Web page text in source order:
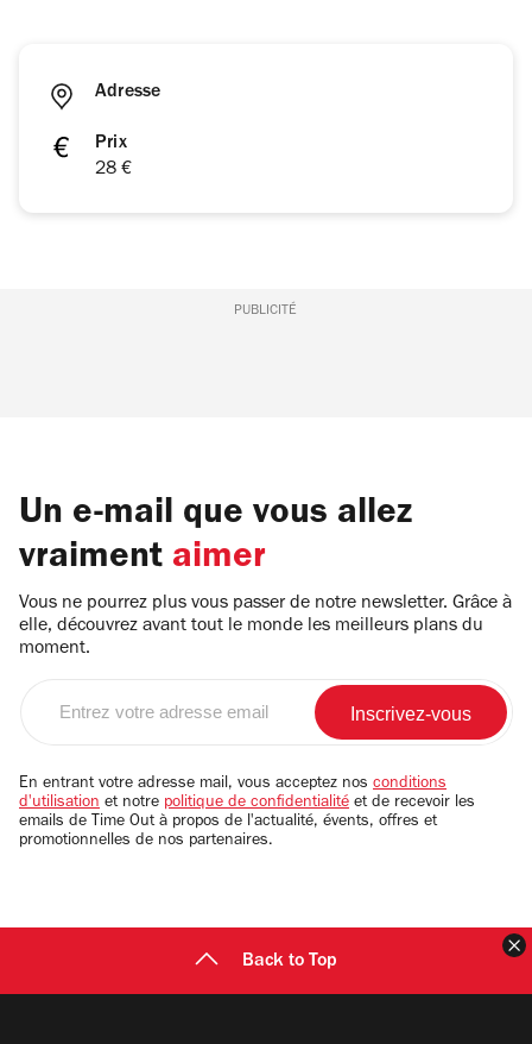
Adresse
Prix
28 €
PUBLICITÉ
Un e-mail que vous allez
vraiment aimer
Vous ne pourrez plus vous passer de notre newsletter. Grâce à
elle, découvrez avant tout le monde les meilleurs plans du
moment.
email
En entrant votre adresse mail, vous acceptez nos conditions
d'utilisation et notre politique de confidentialité et de recevoir les
emails de Time Out à propos de l'actualité, évents, offres et
promotionnelles de nos partenaires.
Back to Top